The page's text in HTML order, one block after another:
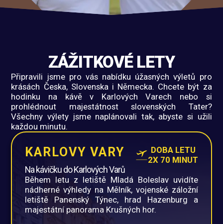
Připravili jsme pro vás nabídku úžasných výletů pro
krásách Česka, Slovenska i Německa. Chcete být za
hodinku na kávě v Karlových Varech nebo si
prohlédnout majestátnost slovenských Tater?
Všechny výlety jsme naplánovali tak, abyste si užili
každou minutu.
ZÁŽITKOVÉ LETY
KARLOVY VARY
DOBA LETU
2X 70 MINUT
Na kávičku do Karlových Varů
Během letu z letiště Mladá Boleslav uvidíte
nádherné výhledy na Mělník, vojenské záložní
letiště Panenský Týnec, hrad Hazenburg a
majestátní panorama Krušných hor.